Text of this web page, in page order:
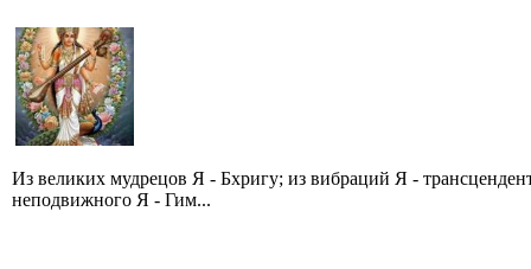
Из великих мудрецов Я - Бхригу; из вибраций Я -
неподвижного Я - Гим...